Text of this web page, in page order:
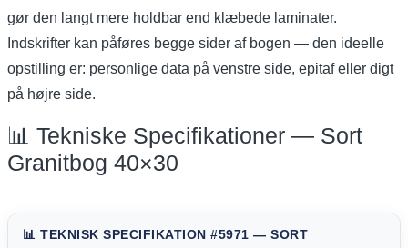
gør den langt mere holdbar end klæbede laminater.
Indskrifter kan påføres begge sider af bogen — den ideelle
opstilling er: personlige data på venstre side, epitaf eller digt
på højre side.
📊 Tekniske Specifikationer — Sort
Granitbog 40×30
📊 TEKNISK SPECIFIKATION #5971 — SORT